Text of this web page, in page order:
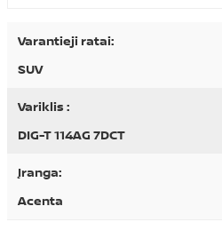
Varantieji ratai:
SUV
Variklis :
DIG-T 114AG 7DCT
Įranga:
Acenta